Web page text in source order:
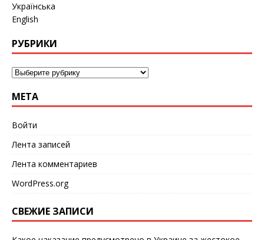
Українська
English
РУБРИКИ
МЕТА
Войти
Лента записей
Лента комментариев
WordPress.org
СВЕЖИЕ ЗАПИСИ